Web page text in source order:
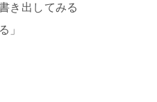
き出してみる
」